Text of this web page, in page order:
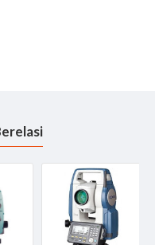
di tempat kerja sehari-
FOCUS 8 (5") Dual
Total StationSpectra
Gratis antar
keseluruh
harga hubungi